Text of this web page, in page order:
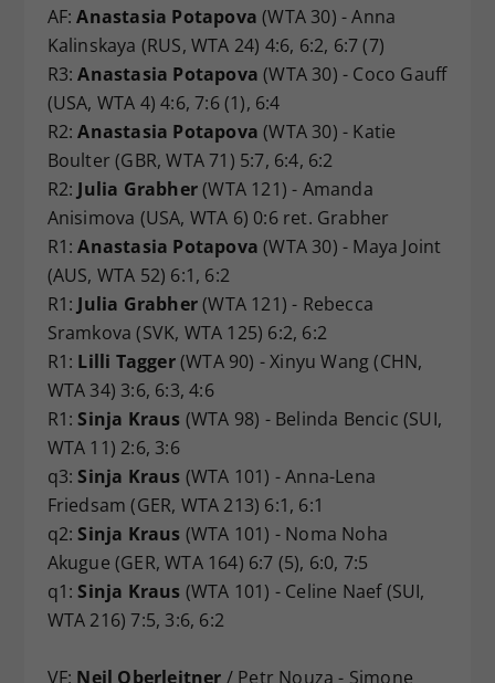
AF:Anastasia Potapova (WTA 30) - Anna
Kalinskaya (RUS, WTA 24) 4:6, 6:2, 6:7 (7)
R3:Anastasia Potapova (WTA 30) - Coco Gauff
(USA, WTA 4) 4:6, 7:6 (1), 6:4
R2:Anastasia Potapova (WTA 30) - Katie
Boulter (GBR, WTA 71) 5:7, 6:4, 6:2
R2: Julia Grabher(WTA 121) - Amanda
Anisimova (USA, WTA 6) 0:6 ret. Grabher
R1:Anastasia Potapova (WTA 30) - Maya Joint
(AUS, WTA 52) 6:1, 6:2
R1: Julia Grabher(WTA 121) - Rebecca
Sramkova (SVK, WTA 125) 6:2, 6:2
R1: Lilli Tagger(WTA 90) - Xinyu Wang (CHN,
WTA 34) 3:6, 6:3, 4:6
R1:Sinja Kraus (WTA 98) - Belinda Bencic (SUI,
WTA 11) 2:6, 3:6
q3:Sinja Kraus (WTA 101) - Anna-Lena
Friedsam (GER, WTA 213) 6:1, 6:1
q2:Sinja Kraus (WTA 101) - Noma Noha
Akugue (GER, WTA 164) 6:7 (5), 6:0, 7:5
q1:Sinja Kraus (WTA 101) - Celine Naef (SUI,
WTA 216) 7:5, 3:6, 6:2
VF: Neil Oberleitner / Petr Nouza - Simone